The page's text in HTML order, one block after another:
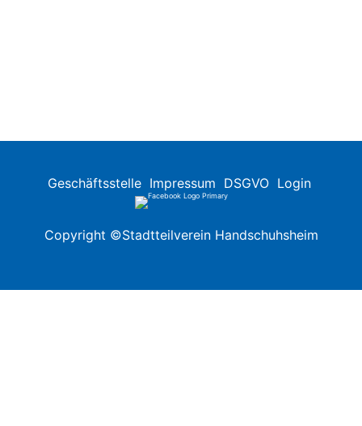
Geschäftsstelle Impressum DSGVO Login
Copyright ©Stadtteilverein Handschuhsheim